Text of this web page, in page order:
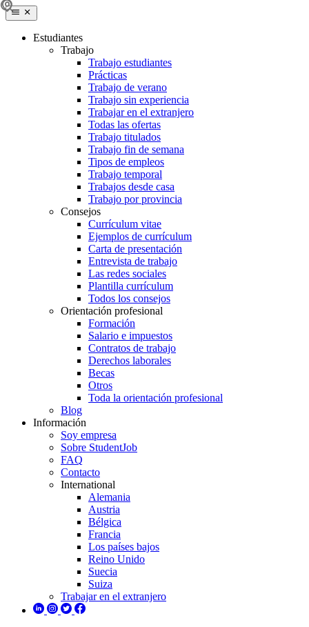
Estudiantes
Trabajo
Trabajo estudiantes
Prácticas
Trabajo de verano
Trabajo sin experiencia
Trabajar en el extranjero
Todas las ofertas
Trabajo titulados
Trabajo fin de semana
Tipos de empleos
Trabajo temporal
Trabajos desde casa
Trabajo por provincia
Consejos
Currículum vitae
Ejemplos de currículum
Carta de presentación
Entrevista de trabajo
Las redes sociales
Plantilla currículum
Todos los consejos
Orientación profesional
Formación
Salario e impuestos
Contratos de trabajo
Derechos laborales
Becas
Otros
Toda la orientación profesional
Blog
Información
Soy empresa
Sobre StudentJob
FAQ
Contacto
International
Alemania
Austria
Bélgica
Francia
Los países bajos
Reino Unido
Suecia
Suiza
Trabajar en el extranjero